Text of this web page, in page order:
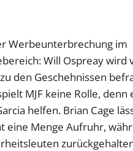
Werbeunterbrechung im
Will Ospreay wird
den Geschehnissen
MJF keine Rolle, denn
helfen. Brian Cage
eine Menge Aufruhr,